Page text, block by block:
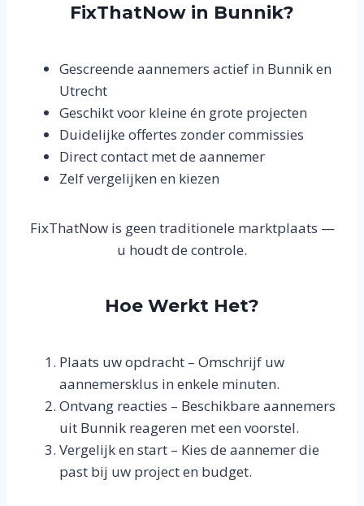
FixThatNow in Bunnik?
Gescreende aannemers actief in Bunnik en
Utrecht
Geschikt voor kleine én grote projecten
Duidelijke offertes zonder commissies
Direct contact met de aannemer
Zelf vergelijken en kiezen
FixThatNow is geen traditionele marktplaats —
u houdt de controle.
Hoe Werkt Het?
Plaats uw opdracht – Omschrijf uw
aannemersklus in enkele minuten.
Ontvang reacties – Beschikbare aannemers
uit Bunnik reageren met een voorstel.
Vergelijk en start – Kies de aannemer die
past bij uw project en budget.